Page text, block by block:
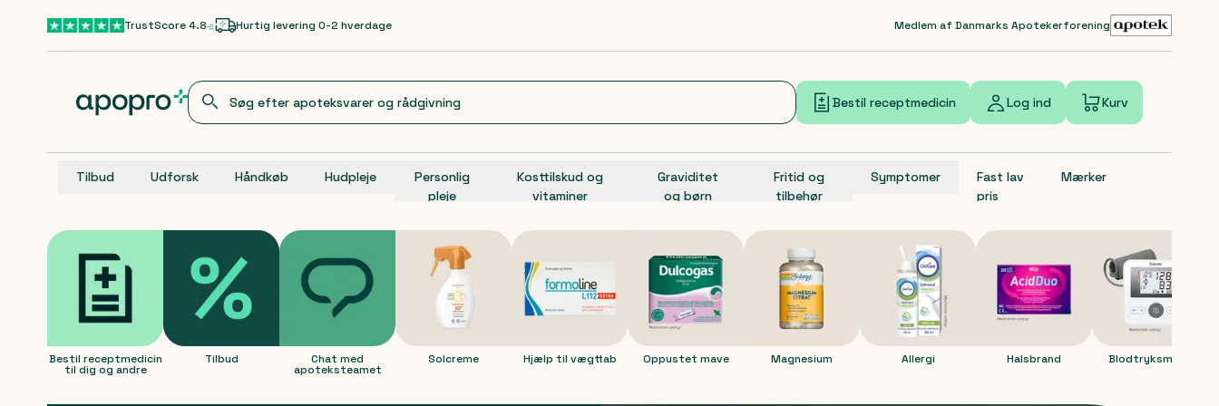
Gå til hovedindholdTrustScore 4.8 Hurtig levering 0-2 hverdage Medlem af Danmarks Apotekerforening
Bestil receptmedicin Log ind Kurv
Tilbud Udforsk Håndkøb Hudpleje
Personlig
pleje
Kosttilskud og
vitaminer
Graviditet
og børn
Fritid og
tilbehør
Symptomer
Fast lav
pris
Mærker
Apopro Online Apotek
Produkter
Bestil receptmedicin
Bestil receptmedicin
til dig og andre
Tilbud
Chat med apoteksteamet
Chat med
apoteksteamet
Solcreme
Hjælp til vægttab
Hjælp til vægttab Oppustet mave
Magnesium
Magnesium Allergi
Halsbrand
Halsbrand Blodtryksmåler